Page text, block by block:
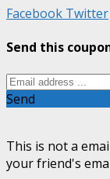
Facebook Twitter
Send this
Send
This is not a
your friend's